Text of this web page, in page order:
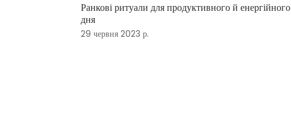
Ранкові ритуали для продуктивного й енергійного
дня
29 червня 2023 р.